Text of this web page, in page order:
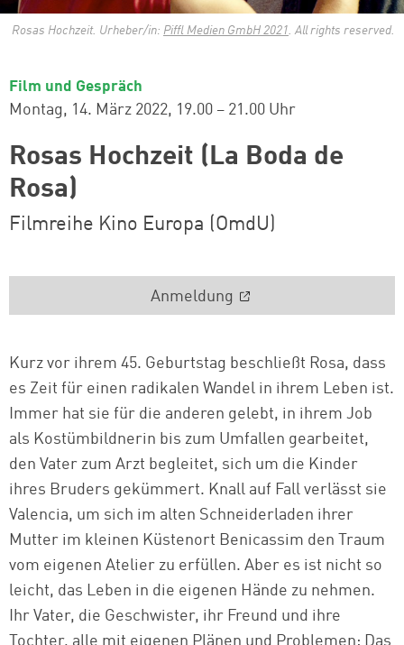
Rosas Hochzeit. Urheber/in: Piffl Medien GmbH 2021. All rights reserved.
Film und Gespräch
Montag, 14. März 2022 19.00 – 21.00 Uhr
Rosas Hochzeit (La Boda de
Rosa)
Filmreihe Kino Europa (OmdU)
Anmeldung
Kurz vor ihrem 45. Geburtstag beschließt Rosa, dass
es Zeit für einen radikalen Wandel in ihrem Leben ist.
Immer hat sie für die anderen gelebt, in ihrem Job
als Kostümbildnerin bis zum Umfallen gearbeitet,
den Vater zum Arzt begleitet, sich um die Kinder
ihres Bruders gekümmert. Knall auf Fall verlässt sie
Valencia, um sich im alten Schneiderladen ihrer
Mutter im kleinen Küstenort Benicassim den Traum
vom eigenen Atelier zu erfüllen. Aber es ist nicht so
leicht, das Leben in die eigenen Hände zu nehmen.
Ihr Vater, die Geschwister, ihr Freund und ihre